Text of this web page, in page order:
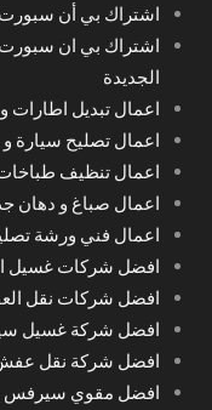
اشتراك بي أن
الجديدة
اعمال تبديل اطارات
اعمال تصليح سيارة
اعمال تنظيف طباخات
اعمال صباغ و دهان
اعمال فني ورشة
افضل شركات غسيل
افضل شركات نقل
افضل شركة غسيل
افضل شركة نقل عفش
افضل مقوي سيرفس